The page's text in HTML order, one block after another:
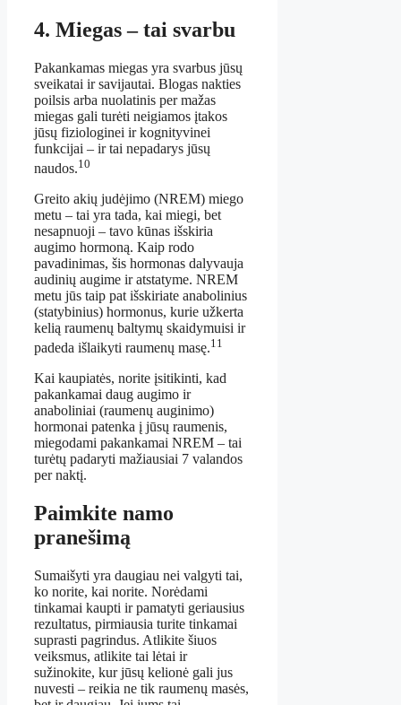
4. Miegas – tai svarbu
Pakankamas miegas yra svarbus jūsų
sveikatai ir savijautai. Blogas nakties
poilsis arba nuolatinis per mažas
miegas gali turėti neigiamos įtakos
jūsų fiziologinei ir kognityvinei
funkcijai – ir tai nepadarys jūsų
naudos.10
Greito akių judėjimo (NREM) miego
metu – tai yra tada, kai miegi, bet
nesapnuoji – tavo kūnas išskiria
augimo hormoną. Kaip rodo
pavadinimas, šis hormonas dalyvauja
audinių augime ir atstatyme. NREM
metu jūs taip pat išskiriate anabolinius
(statybinius) hormonus, kurie užkerta
kelią raumenų baltymų skaidymuisi ir
padeda išlaikyti raumenų masę.11
Kai kaupiatės, norite įsitikinti, kad
pakankamai daug augimo ir
anaboliniai (raumenų auginimo)
hormonai patenka į jūsų raumenis,
miegodami pakankamai NREM – tai
turėtų padaryti mažiausiai 7 valandos
per naktį.
Paimkite namo
pranešimą
Sumaišyti yra daugiau nei valgyti tai,
ko norite, kai norite. Norėdami
tinkamai kaupti ir pamatyti geriausius
rezultatus, pirmiausia turite tinkamai
suprasti pagrindus. Atlikite šiuos
veiksmus, atlikite tai lėtai ir
sužinokite, kur jūsų kelionė gali jus
nuvesti – reikia ne tik raumenų masės,